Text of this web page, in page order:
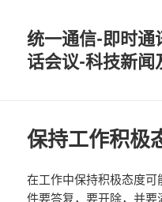
统一通信-即时
话会议-科技新闻
保持工作积极
在工作中保持积极态度
件要答复，要开除，并